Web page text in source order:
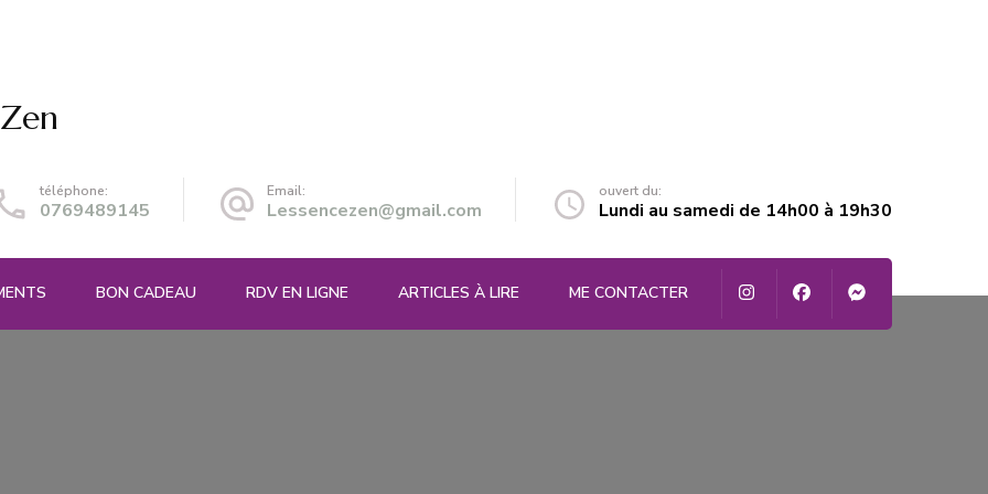
téléphone:
0769489145
Email:
Lessencezen@gmail.com
ouvert du:
Lundi au samedi de 14h00 à 19h30
BON CADEAU RDV EN LIGNE ARTICLES À LIRE ME CONTACTER